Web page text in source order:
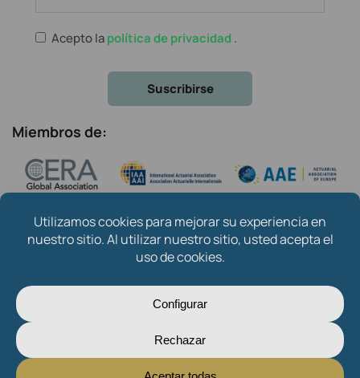
Acepto lapolítica de privacidad .
Miembros de:
Copyright © 2024Instituto de Actuarios Españoles.
Created byOksana Mytsan
Sobre nosotros